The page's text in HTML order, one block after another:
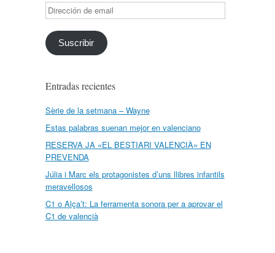
Dirección
de
email
Suscribir
Entradas recientes
Sèrie de la setmana – Wayne
Estas palabras suenan mejor en valenciano
RESERVA JA «EL BESTIARI VALENCIÀ» EN
PREVENDA
Júlia i Marc els protagonistes d’uns llibres infantils
meravellosos
C1 o Alça’t: La ferramenta sonora per a aprovar el
C1 de valencià